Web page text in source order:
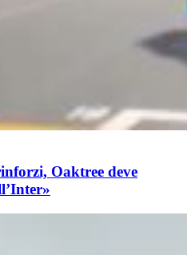
Oaktree deve